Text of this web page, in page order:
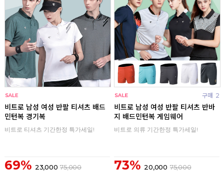
비트로 남성 여성 반팔 티셔츠 배드
민턴복 경기복
비트로 티셔츠 기간한정 특가세일!
69% 23,000 75,000
구매 2
비트로 남성 여성 반팔 티셔츠 반바
지 배드민턴복 게임웨어
비트로 의류 기간한정 특가세일!
73% 20,000 75,000